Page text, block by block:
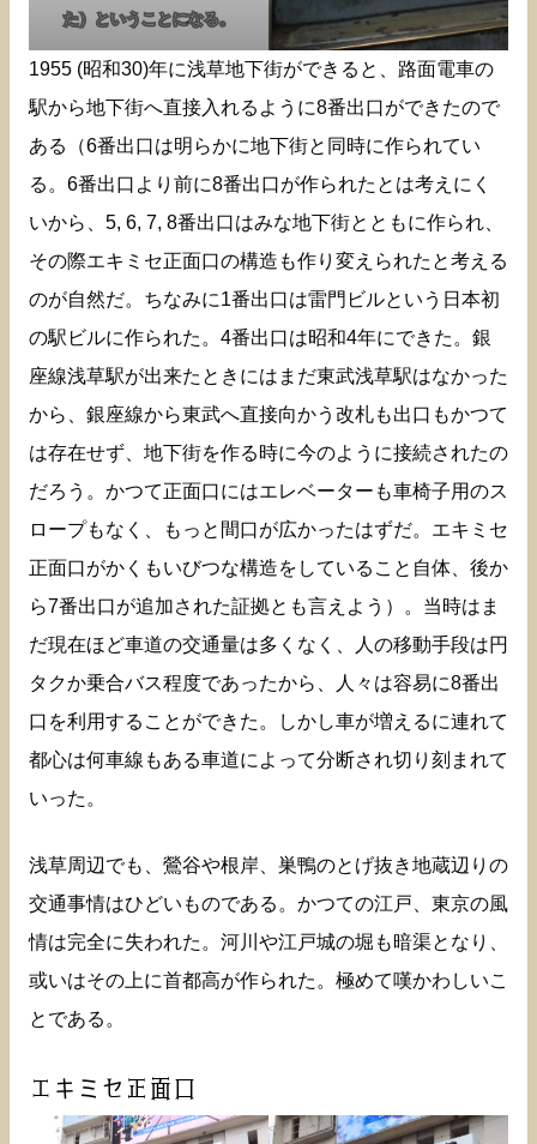
た）ということになる。
1955 (昭和30)年に浅草地下街ができると、路面電車の
駅から地下街へ直接入れるように8番出口ができたので
ある（6番出口は明らかに地下街と同時に作られてい
る。6番出口より前に8番出口が作られたとは考えにく
いから、5, 6, 7, 8番出口はみな地下街とともに作られ、
その際エキミセ正面口の構造も作り変えられたと考える
のが自然だ。ちなみに1番出口は雷門ビルという日本初
の駅ビルに作られた。4番出口は昭和4年にできた。銀
座線浅草駅が出来たときにはまだ東武浅草駅はなかった
から、銀座線から東武へ直接向かう改札も出口もかつて
は存在せず、地下街を作る時に今のように接続されたの
だろう。かつて正面口にはエレベーターも車椅子用のス
ロープもなく、もっと間口が広かったはずだ。エキミセ
正面口がかくもいびつな構造をしていること自体、後か
ら7番出口が追加された証拠とも言えよう）。当時はま
だ現在ほど車道の交通量は多くなく、人の移動手段は円
タクか乗合バス程度であったから、人々は容易に8番出
口を利用することができた。しかし車が増えるに連れて
都心は何車線もある車道によって分断され切り刻まれて
いった。
浅草周辺でも、鶯谷や根岸、巣鴨のとげ抜き地蔵辺りの
交通事情はひどいものである。かつての江戸、東京の風
情は完全に失われた。河川や江戸城の堀も暗渠となり、
或いはその上に首都高が作られた。極めて嘆かわしいこ
とである。
エキミセ正面口